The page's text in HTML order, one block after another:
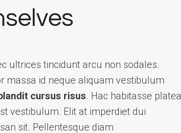
ultrices tincidunt arcu non sodales.
massa id neque aliquam vestibulum
cursus risus. Hac habitasse platea
vestibulum. Elit at imperdiet dui
sit. Pellentesque diam